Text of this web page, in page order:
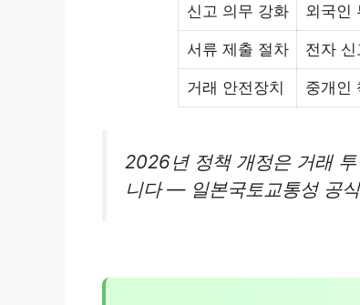
신고 의무 강화 외국인
서류 제출 절차 전자 신
거래 안전장치 중개인
2026년 정책 개정은 거래
니다 — 일본국토교통성 공